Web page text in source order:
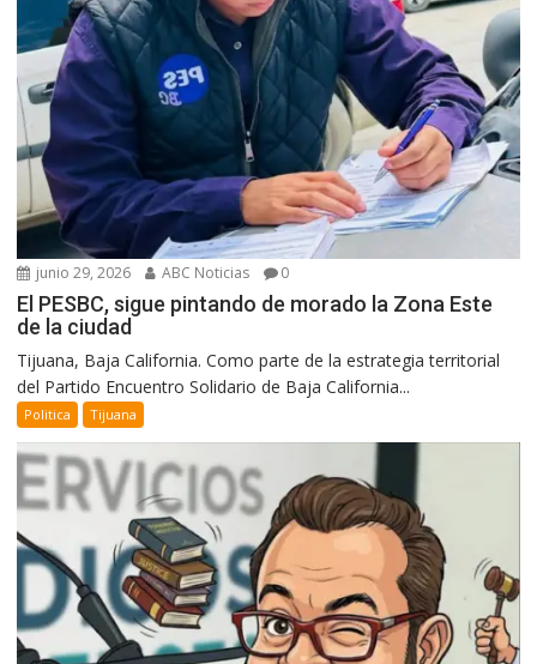
junio 29, 2026 ABC Noticias 0
El PESBC, sigue pintando de morado la Zona Este
de la ciudad
Tijuana, Baja California. Como parte de la estrategia territorial
del Partido Encuentro Solidario de Baja California...
Politica Tijuana